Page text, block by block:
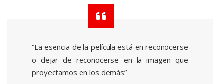
“La esencia de la película está en reconocerse
o dejar de reconocerse en la imagen que
proyectamos en los demás”